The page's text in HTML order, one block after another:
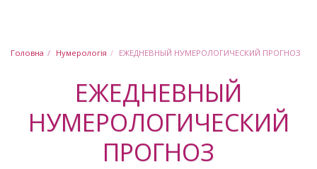
Головна Нумерологія ЕЖЕДНЕВНЫЙ НУМЕРОЛОГИЧЕСКИЙ ПРОГНОЗ
ЕЖЕДНЕВНЫЙ
НУМЕРОЛОГИЧЕСКИЙ
ПРОГНОЗ